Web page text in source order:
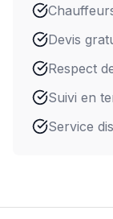
Devis
Respect
Suivi en
Service